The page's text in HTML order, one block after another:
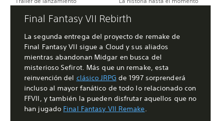
Final Fantasy VII Rebirth
La segunda entrega del proyecto de remake de
Final Fantasy VII sigue a Cloud y sus aliados
mientras abandonan Midgar en busca del
misterioso Sefirot. Más que un remake, esta
reinvención del clásico JRPG de 1997 sorprenderá
incluso al mayor fanático de todo lo relacionado con
FFVII, y también la pueden disfrutar aquellos que no
han jugado Final Fantasy VII Remake.